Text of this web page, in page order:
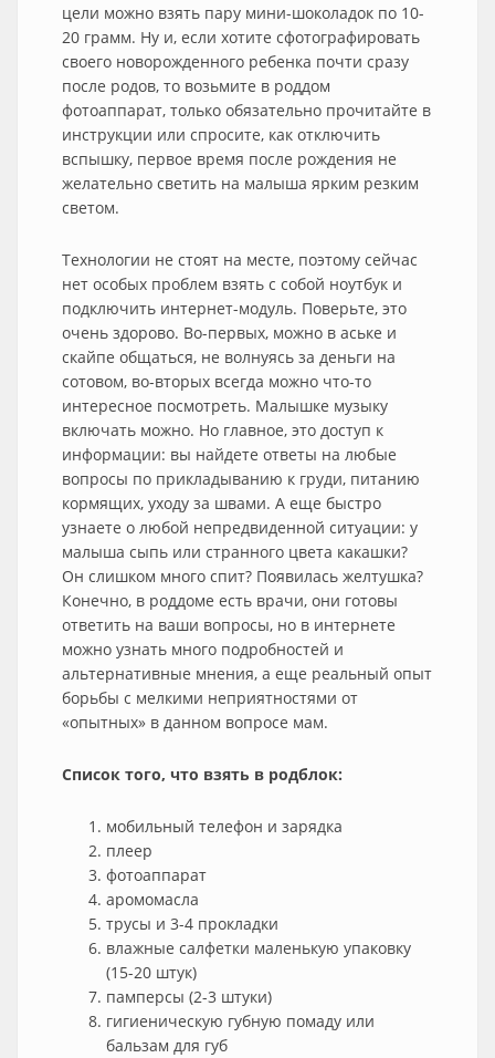
цели можно взять пару мини-шоколадок по 10-
20 грамм. Ну и, если хотите сфотографировать
своего новорожденного ребенка почти сразу
после родов, то возьмите в роддом
фотоаппарат, только обязательно прочитайте в
инструкции или спросите, как отключить
вспышку, первое время после рождения не
желательно светить на малыша ярким резким
светом.
Технологии не стоят на месте, поэтому сейчас
нет особых проблем взять с собой ноутбук и
подключить интернет-модуль. Поверьте, это
очень здорово. Во-первых, можно в аське и
скайпе общаться, не волнуясь за деньги на
сотовом, во-вторых всегда можно что-то
интересное посмотреть. Малышке музыку
включать можно. Но главное, это доступ к
информации: вы найдете ответы на любые
вопросы по прикладыванию к груди, питанию
кормящих, уходу за швами. А еще быстро
узнаете о любой непредвиденной ситуации: у
малыша сыпь или странного цвета какашки?
Он слишком много спит? Появилась желтушка?
Конечно, в роддоме есть врачи, они готовы
ответить на ваши вопросы, но в интернете
можно узнать много подробностей и
альтернативные мнения, а еще реальный опыт
борьбы с мелкими неприятностями от
«опытных» в данном вопросе мам.
Список того, что взять в родблок:
мобильный телефон и зарядка
плеер
фотоаппарат
аромомасла
трусы и 3-4 прокладки
влажные салфетки маленькую упаковку
(15-20 штук)
памперсы (2-3 штуки)
гигиеническую губную помаду или
бальзам для губ